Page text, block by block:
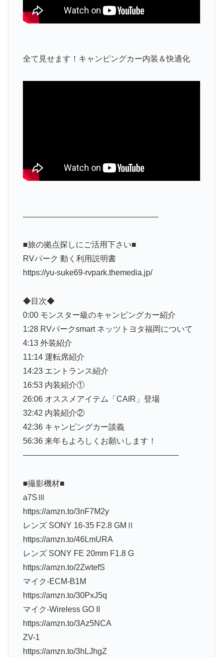
全て見せます！キャンピングカー内装＆快適化
—————————————————
■旅の拠点探しにご活用下さい■
RVパーク 動く利用説明書
https://yu-suke69-rvpark.themedia.jp/
◆目次◆
0:00 モンスター級のキャンピングカー紹介
1:28 RVパークsmart ネッツトヨタ福岡について
4:13 外装紹介
11:14 運転席紹介
14:23 エントランス紹介
16:53 内装紹介①
26:06 オススメアイテム「CAIR」登場
32:42 内装紹介②
42:36 キャンピングカー談義
56:36 来年もよろしくお願いします！
———————————————————–
■撮影機材■
a7SⅢ
https://amzn.to/3nF7M2y
レンズ SONY 16-35 F2.8 GMⅡ
https://amzn.to/46LmURA
レンズ SONY FE 20mm F1.8 G
https://amzn.to/2ZwtefS
マイク-ECM-B1M
https://amzn.to/30PxJ5q
マイク-Wireless GO II
https://amzn.to/3Az5NCA
ZV-1
https://amzn.to/3hLJhgZ